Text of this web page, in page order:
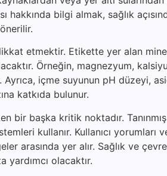
hakkında bilgi almak, sağlık
etmektir. Etikette yer alan
Örneğin, magnezyum,
Ayrıca, içme suyunun pH düzeyi,
katkıda bulunur.
bir başka kritik noktadır.
kullanır. Kullanıcı yorumları
arasında yer alır. Sağlık ve
yardımcı olacaktır.